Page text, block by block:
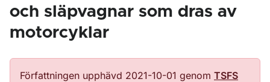
och släpvagnar som dras av
motorcyklar
Författningen upphävd 2021-10-01 genom TSFS